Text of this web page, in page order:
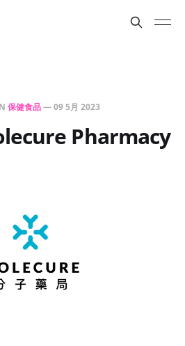
保健食品—09 5月 2023
Pharmacy